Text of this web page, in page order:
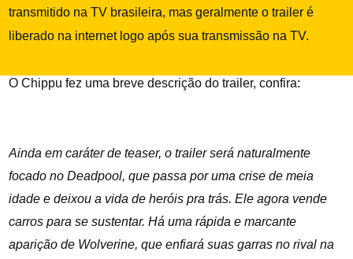
transmitido na TV brasileira, mas geralmente o trailer é
liberado na internet logo após sua transmissão na TV.
O Chippu fez uma breve descrição do trailer, confira:
Ainda em caráter de teaser, o trailer será naturalmente
focado no Deadpool, que passa por uma crise de meia
idade e deixou a vida de heróis pra trás. Ele agora vende
carros para se sustentar. Há uma rápida e marcante
aparição de Wolverine, que enfiará suas garras no rival na